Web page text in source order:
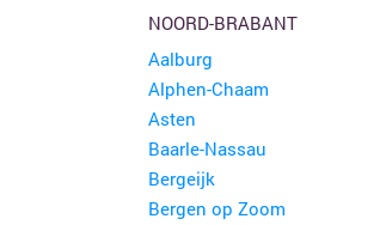
NOORD-BRABANT
Aalburg
Alphen-Chaam
Asten
Baarle-Nassau
Bergeijk
Bergen op Zoom